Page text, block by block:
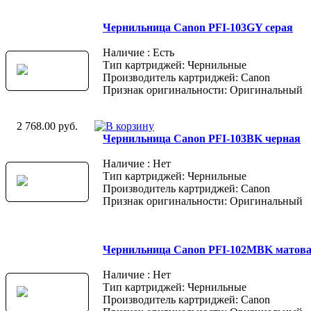
Чернильница Canon PFI-103GY серая
Наличие : Есть
Тип картриджей: Чернильные
Производитель картриджей: Canon
Признак оригинальности: Оригинальный
2 768.00 руб.
Чернильница Canon PFI-103BK черная
Наличие : Нет
Тип картриджей: Чернильные
Производитель картриджей: Canon
Признак оригинальности: Оригинальный
Чернильница Canon PFI-102MBK
Наличие : Нет
Тип картриджей: Чернильные
Производитель картриджей: Canon